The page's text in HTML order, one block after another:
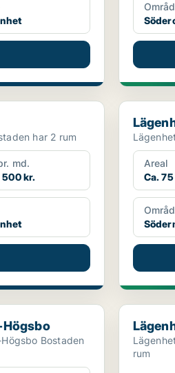
att hyra i Sundbyberg Bostaden har 2 rum
md.
500 kr.
Lägenhet
Areal
Ca.
Lägenhet
Lägenhet
rum